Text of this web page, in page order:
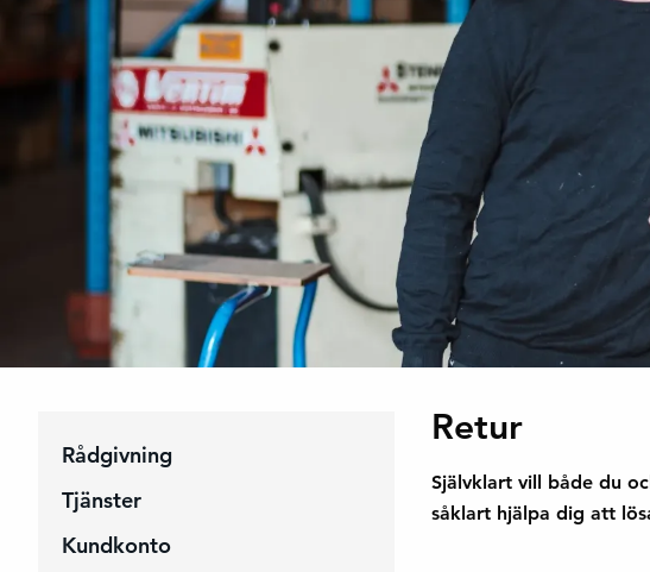
Rådgivning
Tjänster
Kundkonto
Retur
Självklart vill både du
såklart hjälpa dig att